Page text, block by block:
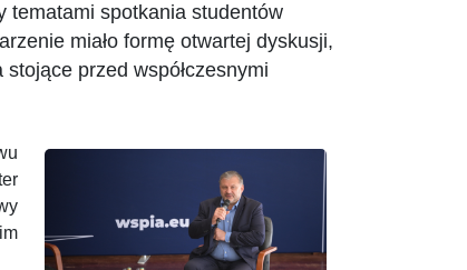
tematami spotkania studentów
miało formę otwartej dyskusji,
przed współczesnymi